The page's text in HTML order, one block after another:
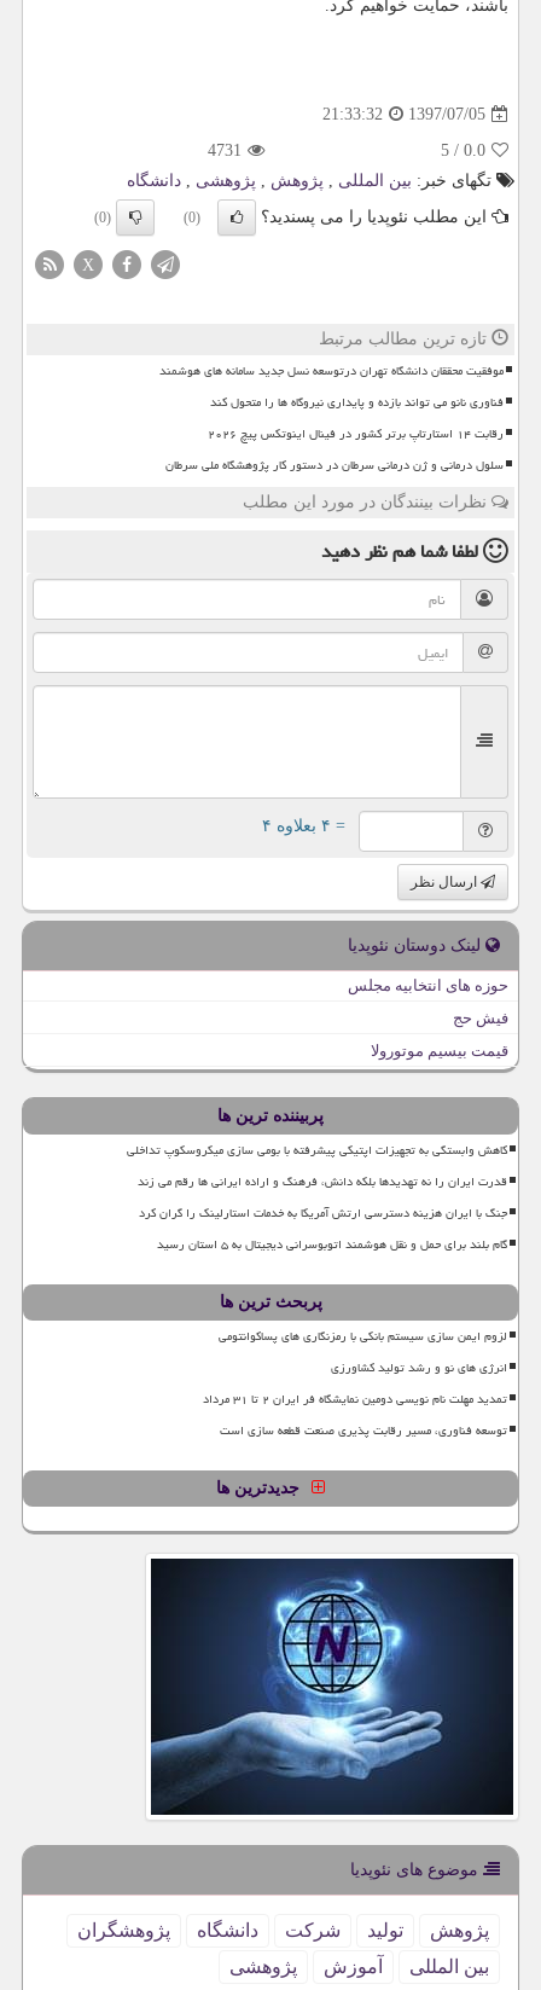
باشند، حمایت خواهیم كرد.
1397/07/05
21:33:32
0.0
/
5
4731
تگهای خبر: بین المللی , پژوهش , پژوهشی , دانشگاه
این مطلب نئوپدیا را می پسندید؟
(0)
(0)
X
تازه ترین مطالب مرتبط
موفقیت محققان دانشگاه تهران درتوسعه نسل جدید سامانه های هوشمند
فناوری نانو می تواند بازده و پایداری نیروگاه ها را متحول کند
رقابت ۱۴ استارتاپ برتر کشور در فینال اینوتکس پیچ ۲۰۲۶
سلول درمانی و ژن درمانی سرطان در دستور کار پژوهشگاه ملی سرطان
نظرات بینندگان در مورد این مطلب
لطفا شما همنظر دهید
= ۴ بعلاوه ۴
ارسال نظر
لینک دوستان نئوپدیا
حوزه های انتخابیه مجلس
فیش حج
قیمت بیسیم موتورولا
پربیننده ترین ها
کاهش وابستگی به تجهیزات اپتیکی پیشرفته با بومی سازی میکروسکوپ تداخلی
قدرت ایران را نه تهدیدها بلکه دانش، فرهنگ و اراده ایرانی ها رقم می زند
جنگ با ایران هزینه دسترسی ارتش آمریکا به خدمات استارلینک را گران کرد
گام بلند برای حمل و نقل هوشمند اتوبوسرانی دیجیتال به ۵ استان رسید
پربحث ترین ها
لزوم ایمن سازی سیستم بانکی با رمزنگاری های پساکوانتومی
انرژی های نو و رشد تولید کشاورزی
تمدید مهلت نام نویسی دومین نمایشگاه فر ایران ۲ تا ۳۱ مرداد
توسعه فناوری، مسیر رقابت پذیری صنعت قطعه سازی است
جدیدترین ها
موضوع های نئوپدیا
پژوهش تولید شركت دانشگاه
پژوهشگران
بین المللی
آموزش پژوهشی